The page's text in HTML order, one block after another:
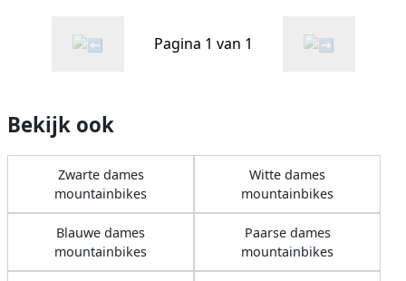
Pagina 1 van 1
Bekijk ook
Zwarte dames
mountainbikes
Witte dames
mountainbikes
Blauwe dames
mountainbikes
Paarse dames
mountainbikes